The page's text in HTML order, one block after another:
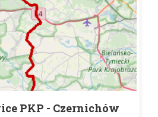
PKP - Czernichów